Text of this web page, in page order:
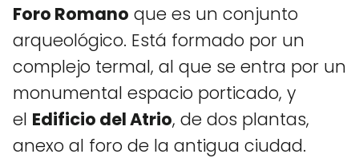
Foro Romano que es un conjunto
arqueológico. Está formado por un
complejo termal, al que se entra por un
monumental espacio porticado, y
el Edificio del Atrio, de dos plantas,
anexo al foro de la antigua ciudad.